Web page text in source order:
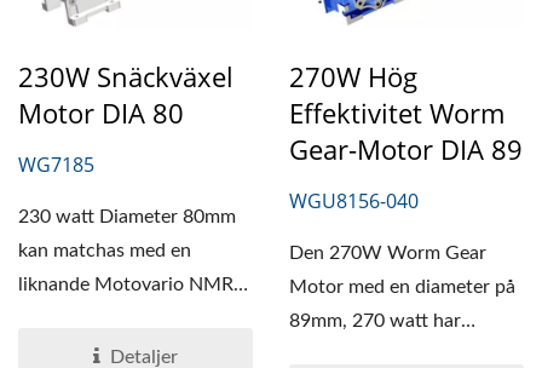
230W Snäckväxel
Motor DIA 80
WG7185
230 watt Diameter 80mm
kan matchas med en
liknande Motovario NMRV
reducerare...Detaljer
270W Hög
Effektivitet Worm
Gear-Motor DIA 89
WGU8156-040
Den 270W Worm Gear
Motor med en diameter på
89mm, 270 watt har